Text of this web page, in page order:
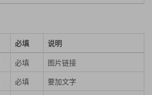
必填
说明
必填
图片链接
必填
要加文字